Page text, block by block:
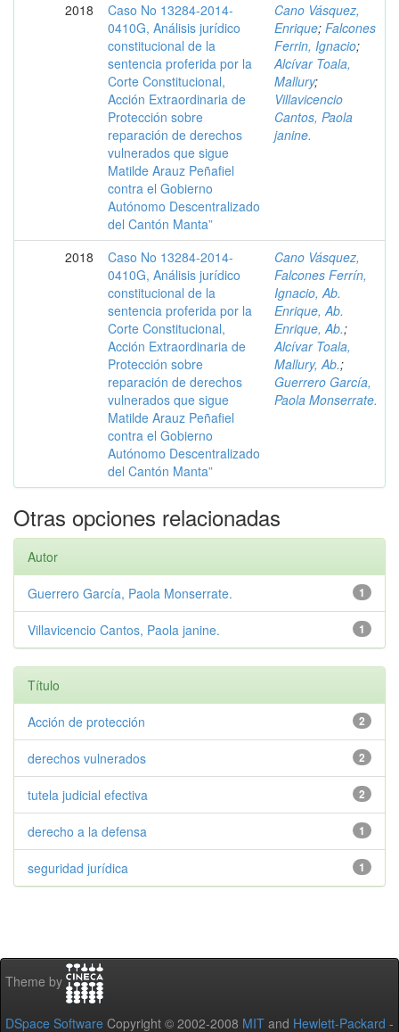
2018
Caso No 13284-2014-
0410G, Análisis jurídico
constitucional de la
sentencia proferida por la
Corte Constitucional,
Acción Extraordinaria de
Protección sobre
reparación de derechos
vulnerados que sigue
Matilde Arauz Peñafiel
contra el Gobierno
Autónomo Descentralizado
del Cantón Manta”
Cano Vásquez,
Enrique; Falcones
Ferrin, Ignacio;
Alcívar Toala,
Mallury;
Villavicencio
Cantos, Paola
janine.
2018
Caso No 13284-2014-
0410G, Análisis jurídico
constitucional de la
sentencia proferida por la
Corte Constitucional,
Acción Extraordinaria de
Protección sobre
reparación de derechos
vulnerados que sigue
Matilde Arauz Peñafiel
contra el Gobierno
Autónomo Descentralizado
del Cantón Manta”
Cano Vásquez,
Falcones Ferrín,
Ignacio, Ab.
Enrique, Ab.
Enrique, Ab.;
Alcívar Toala,
Mallury, Ab.;
Guerrero García,
Paola Monserrate.
Otras opciones relacionadas
Autor
1
Guerrero García, Paola Monserrate.
1
Villavicencio Cantos, Paola janine.
Título
2
Acción de protección
2
derechos vulnerados
2
tutela judicial efectiva
1
derecho a la defensa
1
seguridad jurídica
Theme by
DSpace Software Copyright © 2002-2008 MIT and Hewlett-Packard -